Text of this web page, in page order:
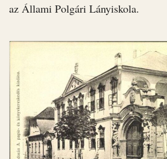
az Állami Polgári Lányiskola.